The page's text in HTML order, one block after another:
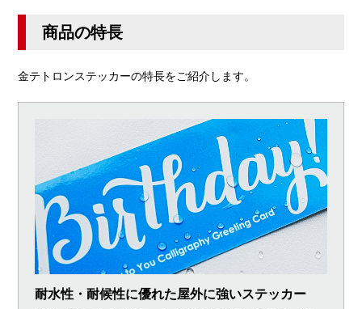
商品の特長
金テトロンステッカーの特長をご紹介します。
耐水性・耐候性に優れた屋外に強いステッカー